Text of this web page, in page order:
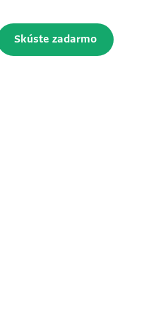
Skúste zadarmo